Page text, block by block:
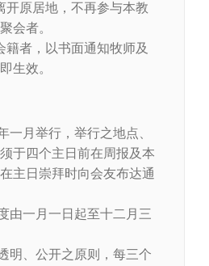
开原居地，不再参与本教
会者。
籍者，以书面通知牧师及
生效。
一月举行，举行之地点、
于四个主日前在周报及本
主日崇拜时向会友布达通
由一月一日起至十二月三
明、公开之原则，每三个